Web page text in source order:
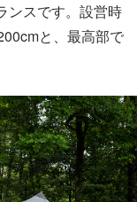
ンスです。設営時
と、最高部で